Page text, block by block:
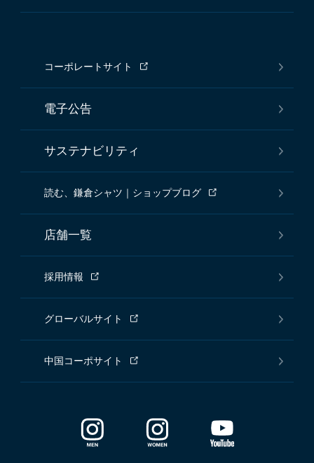
コーポレートサイト
電子公告
サステナビリティ
読む、鎌倉シャツ｜ショップブログ
店舗一覧
採用情報
グローバルサイト
中国コーポサイト